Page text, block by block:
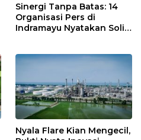
Sinergi Tanpa Batas: 14
Organisasi Pers di
Indramayu Nyatakan Solid
Nyala Flare Kian Mengecil,